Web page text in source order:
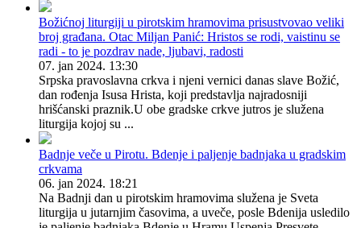
Božićnoj liturgiji u pirotskim hramovima prisustvovao veliki
broj građana. Otac Miljan Panić: Hristos se rodi, vaistinu se
radi - to je pozdrav nade, ljubavi, radosti
07. jan 2024. 13:30
Srpska pravoslavna crkva i njeni vernici danas slave Božić,
dan rođenja Isusa Hrista, koji predstavlja najradosniji
hrišćanski praznik.U obe gradske crkve jutros je služena
liturgija kojoj su ...
Badnje veče u Pirotu. Bdenje i paljenje badnjaka u gradskim
crkvama
06. jan 2024. 18:21
Na Badnji dan u pirotskim hramovima služena je Sveta
liturgija u jutarnjim časovima, a uveče, posle Bdenija usledilo